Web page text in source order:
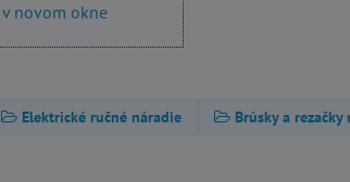
novom okne
Elektrické ručné náradie Brúsky a